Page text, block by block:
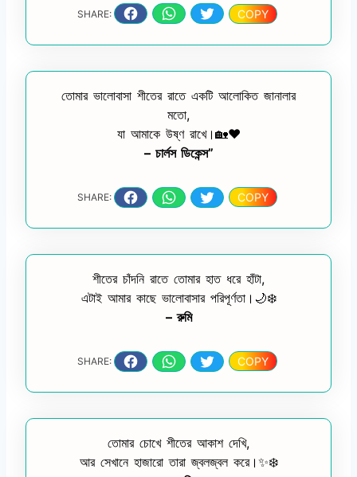
SHARE: COPY
তোমার ভালোবাসা শীতের রাতে একটি আলোকিত জানালার
মতো,
যা আমাকে উষ্ণ রাখে।🏡❤️
– চার্লস ডিকেন্স”
SHARE: COPY
শীতের চাঁদনি রাতে তোমার হাত ধরে হাঁটা,
এটাই আমার কাছে ভালোবাসার পরিপূর্ণতা।🌙❄️
– রুমি
SHARE: COPY
তোমার চোখে শীতের আকাশ দেখি,
আর সেখানে হাজারো তারা জ্বলজ্বল করে।✨❄️